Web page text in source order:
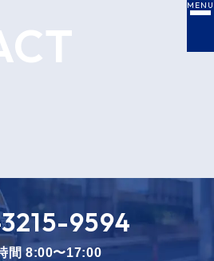
MENU
9594
間 8:00〜17:00